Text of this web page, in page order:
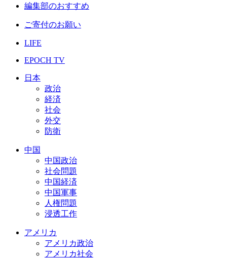
編集部のおすすめ
ご寄付のお願い
LIFE
EPOCH TV
日本
政治
経済
社会
外交
防衛
中国
中国政治
社会問題
中国経済
中国軍事
人権問題
浸透工作
アメリカ
アメリカ政治
アメリカ社会